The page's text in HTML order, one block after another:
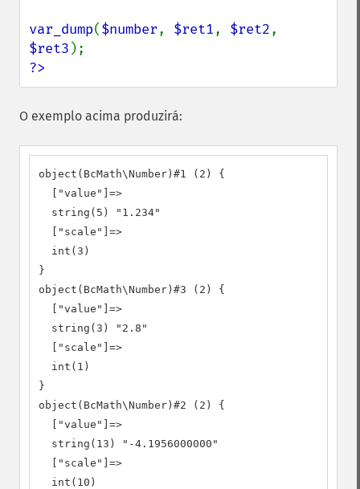
var_dump($number, $ret1, $ret2
$ret3
?>
O exemplo acima produzirá:
object(BcMath\Number)#1 (2) {
  ["value"]=>
  string(5) "1.234"
  ["scale"]=>
  int(3)
}
object(BcMath\Number)#3 (2) {
  ["value"]=>
  string(3) "2.8"
  ["scale"]=>
  int(1)
}
object(BcMath\Number)#2 (2) {
  ["value"]=>
  string(13) "-4.1956000000"
  ["scale"]=>
  int(10)